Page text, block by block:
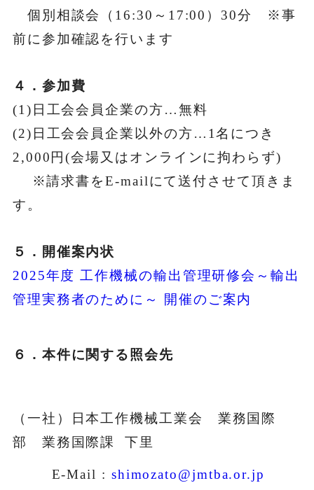
個別相談会（16:30～17:00）30分 ※事
前に参加確認を行います
４．参加費
(1)日工会会員企業の方…無料
(2)日工会会員企業以外の方…1名につき
2,000円(会場又はオンラインに拘わらず)
※請求書をE-mailにて送付させて頂きま
す。
５．開催案内状
2025年度 工作機械の輸出管理研修会～輸出
管理実務者のために～ 開催のご案内
６．本件に関する照会先
（一社）日本工作機械工業会 業務国際
部 業務国際課 下里
E-Mail : shimozato@jmtba.or.jp